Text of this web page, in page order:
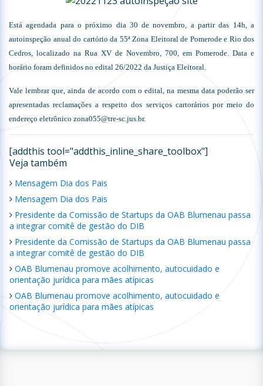
Está agendada para o próximo dia 30 de novembro, a partir das 14h, a
autoinspeção anual do cartório da 55ª Zona Eleitoral de Pomerode e Rio dos
Cedros, localizado na Rua XV de Novembro, 700, em Pomerode. Data e
horário foram definidos no edital 26/2022 da Justiça Eleitoral.
Vale lembrar que, ainda de acordo com o edital, na mesma data poderão ser
apresentadas reclamações a respeito dos serviços cartorários por meio do
endereço eletrônico zona055@tre-sc.jus.br.
[addthis tool="addthis_inline_share_toolbox"]
Veja também
Mensagem Dia dos Pais
Mensagem Dia dos Pais
Presidente da Comissão de Startups da OAB Blumenau passa
a integrar comitê de gestão do DIB
Presidente da Comissão de Startups da OAB Blumenau passa
a integrar comitê de gestão do DIB
OAB Blumenau promove acolhimento, autocuidado e
orientação jurídica para mães atípicas
OAB Blumenau promove acolhimento, autocuidado e
orientação jurídica para mães atípicas